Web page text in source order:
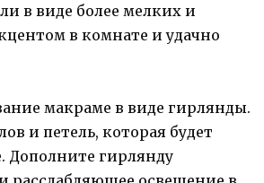
в виде более мелких и
в комнате и удачно
макраме в виде гирлянды.
и петель, которая будет
Дополните гирлянду